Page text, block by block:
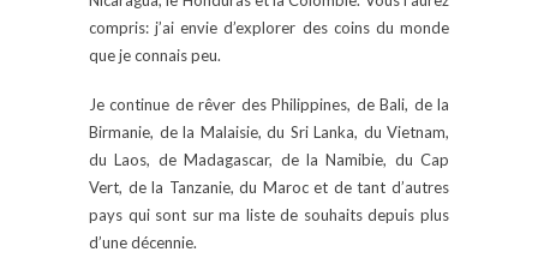
compris: j’ai envie d’explorer des coins du monde
que je connais peu.
Je continue de rêver des Philippines, de Bali, de la
Birmanie, de la Malaisie, du Sri Lanka, du Vietnam,
du Laos, de Madagascar, de la Namibie, du Cap
Vert, de la Tanzanie, du Maroc et de tant d’autres
pays qui sont sur ma liste de souhaits depuis plus
d’une décennie.